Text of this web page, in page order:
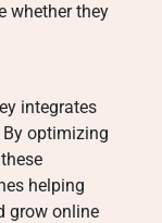
whether they
integrates
By optimizing
helping
grow online